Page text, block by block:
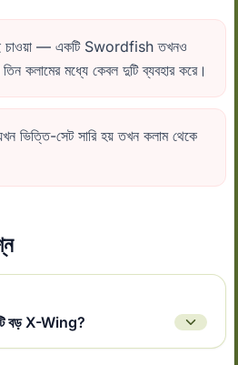
চাওয়া — একটি Swordfish তখনও
কলামের মধ্যে কেবল দুটি ব্যবহার করে।
যখন ভিত্তি-সেট সারি হয় তখন কলাম থেকে
বড় X-Wing?